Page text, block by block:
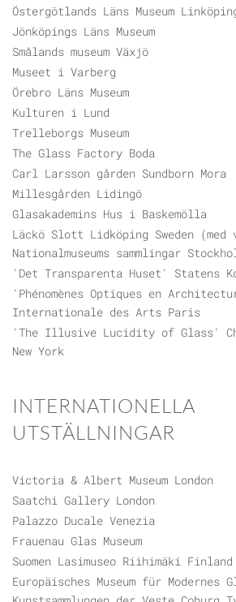
Östergötlands Läns Museum
Jönköpings Läns Museum
Smålands museum Växjö
Museet i Varberg
Örebro Läns Museum
Kulturen i Lund
Trelleborgs Museum
The Glass Factory Boda
Carl Larsson gården Sundborn Mora
Millesgården Lidingö
Glasakademins Hus i Baskemölla
Läckö Slott Lidköping Sweden (med
Nationalmuseums sammlingar
'Det Transparenta Huset' Statens
'Phénomènes Optiques en
Internationale des Arts Paris
'The Illusive Lucidity of Glass'
New York
INTERNATIONELLA
UTSTÄLLNINGAR
Victoria & Albert Museum London
Saatchi Gallery London
Palazzo Ducale Venezia
Frauenau Glas Museum
Suomen Lasimuseo Riihimäki Finland
Europäisches Museum für Modernes